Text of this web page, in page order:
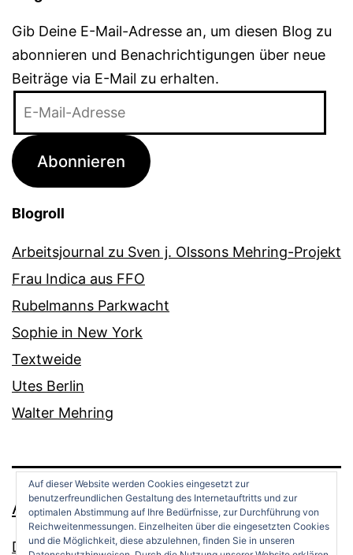
Gib Deine E-Mail-Adresse an, um diesen Blog zu
abonnieren und Benachrichtigungen über neue
Beiträge via E-Mail zu erhalten.
Adresse
Abonnieren
Blogroll
Arbeitsjournal zu Sven j. Olssons Mehring-Projekt
Frau Indica aus FFO
Rubelmanns Parkwacht
Sophie in New York
Textweide
Utes Berlin
Walter Mehring
ANDREAS OPPERMANN
Datenschutz
Auf dieser Website werden Cookies eingesetzt zur
benutzerfreundlichen Gestaltung des Internetauftritts und zur
optimalen Abstimmung auf Ihre Bedürfnisse, zur Durchführung von
Reichweitenmessungen. Einzelheiten über die eingesetzten Cookies
und die Möglichkeit, diese abzulehnen, finden Sie in unseren